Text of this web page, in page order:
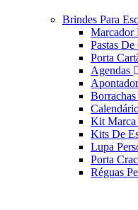
Brindes Para
Marcador
Pastas
Porta
Agendas
Borrachas
Kit Marca
Kits De
Lupa
Porta
Réguas